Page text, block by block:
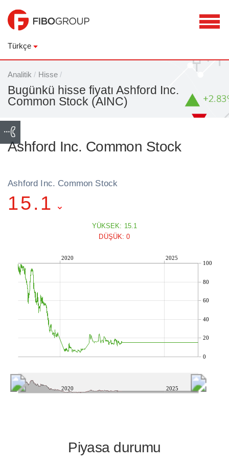
Türkçe
Analitik / Hisse /
Bugünkü hisse fiyatı Ashford Inc.
Common Stock (AINC)
Ashford Inc. Common Stock
Ashford Inc. Common Stock
15.1
YÜKSEK: 15.1
DÜŞÜK: 0
2020 2025
0
20
40
60
80
100
2020 2025
Piyasa durumu